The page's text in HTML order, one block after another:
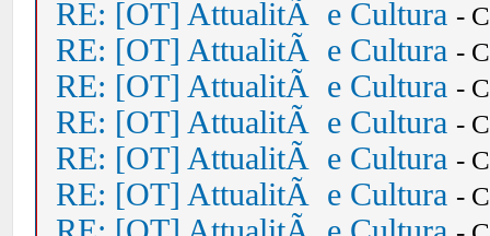
RE: [OT] AttualitÃ e Cultura -
RE: [OT] AttualitÃ e Cultura -
RE: [OT] AttualitÃ e Cultura -
RE: [OT] AttualitÃ e Cultura -
RE: [OT] AttualitÃ e Cultura -
RE: [OT] AttualitÃ e Cultura -